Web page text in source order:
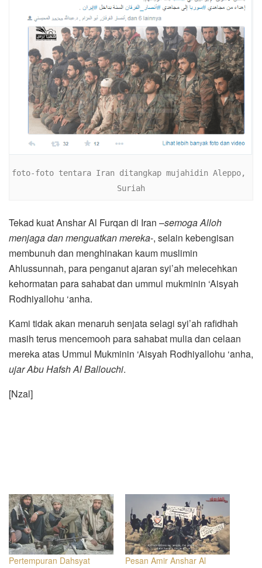
foto-foto tentara Iran ditangkap mujahidin Aleppo,
Suriah
Tekad kuat Anshar Al Furqan di Iran –semoga Alloh
menjaga dan menguatkan mereka-, selain kebengisan
membunuh dan menghinakan kaum muslimin
Ahlussunnah, para penganut ajaran syi’ah melecehkan
kehormatan para sahabat dan ummul mukminin ‘Aisyah
Rodhiyallohu ‘anha.
Kami tidak akan menaruh senjata selagi syi’ah rafidhah
masih terus mencemooh para sahabat mulia dan celaan
mereka atas Ummul Mukminin ‘Aisyah Rodhiyallohu ‘anha,
ujar Abu Hafsh Al Ballouchi.
[Nzal]
Pertempuran Dahsyat
Pesan Amir Anshar Al